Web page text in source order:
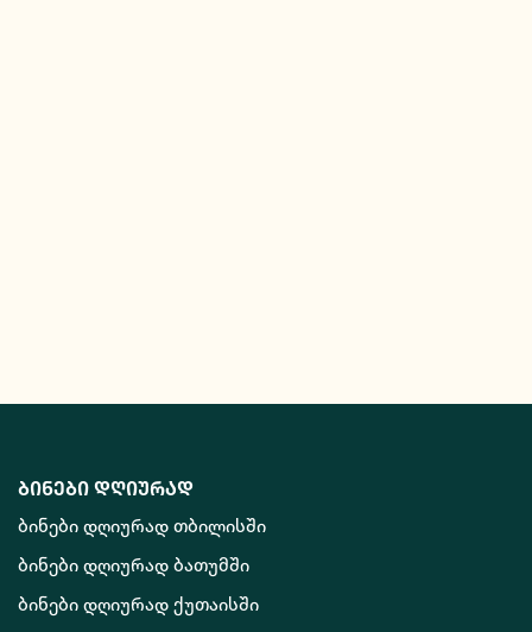
ბინები დღიურად
ბინები დღიურად თბილისში
ბინები დღიურად ბათუმში
ბინები დღიურად ქუთაისში